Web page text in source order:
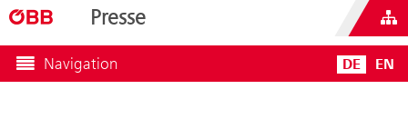
Presse
Navigation DE EN